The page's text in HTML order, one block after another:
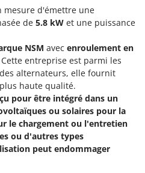
et tapisseries
à olives
de terre pour tracteur
tracteur
mesure d'émettre une
de 5.8 kW et une puissance
NSM avec enroulement en
entreprise est parmi les
alternateurs, elle fournit
haute qualité.
pour être intégré dans un
ou solaires pour la
le chargement ou l'entretien
ou d'autres types
peut endommager